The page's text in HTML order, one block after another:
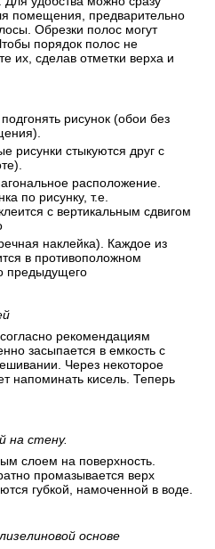
помещения, предварительно
Обрезки полос могут
порядок полос не
их, сделав отметки верха и
рисунок (обои без
рисунки стыкуются друг с
расположение.
по рисунку, т.е.
с вертикальным сдвигом
наклейка). Каждое из
в противоположном
предыдущего
рекомендациям
засыпается в емкость с
Через некоторое
напоминать кисель. Теперь
на стену.
слоем на поверхность.
промазывается верх
губкой, намоченной в воде.
основе